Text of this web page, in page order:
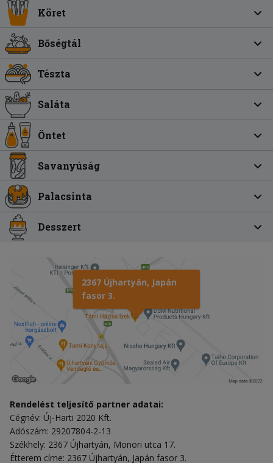
Köret
Bőségtál
Tészta
Saláta
Öntet
Savanyúság
Palacsinta
Desszert
2367 Újhartyán, Japán
fasor 3.
Rendelést teljesítő partner adatai:
Cégnév: Új-Harti 2020 Kft.
Adószám: 29207804-2-13
Székhely: 2367 Újhartyán, Monori utca 17.
Étterem címe: 2367 Újhartyán, Japán fasor 3.